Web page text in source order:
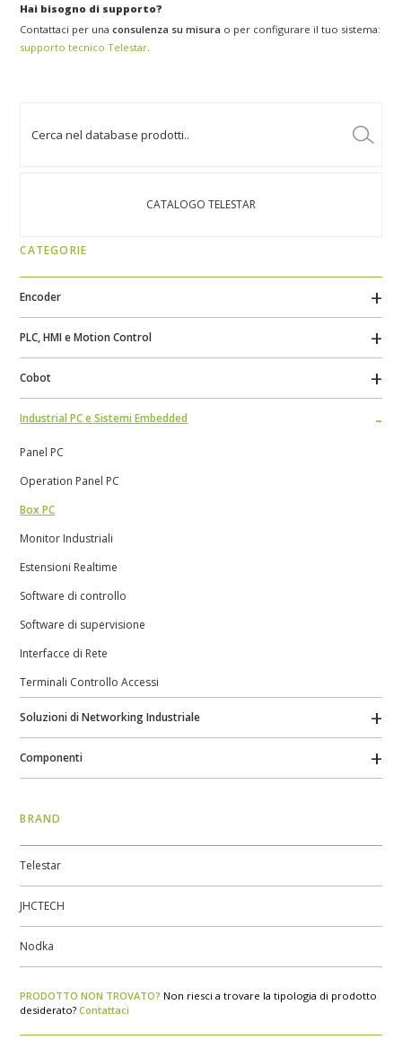
Hai bisogno di supporto?
Contattaci per unaconsulenza su misura o per configurare il tuo sistema:
supporto tecnico Telestar.
CATALOGO TELESTAR
CATEGORIE
Encoder
PLC, HMI e Motion Control
Cobot
Industrial PC e Sistemi Embedded
Panel PC
Operation Panel PC
Box PC
Monitor Industriali
Estensioni Realtime
Software di controllo
Software di supervisione
Interfacce di Rete
Terminali Controllo Accessi
Soluzioni di Networking Industriale
Componenti
BRAND
Telestar
JHCTECH
Nodka
PRODOTTO NON TROVATO? Non riesci a trovare la tipologia di prodotto
desiderato?Contattaci